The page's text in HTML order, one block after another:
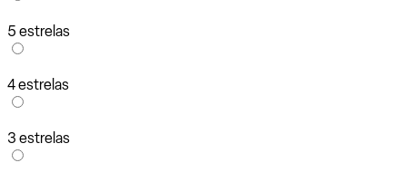
5 estrelas
4 estrelas
3 estrelas